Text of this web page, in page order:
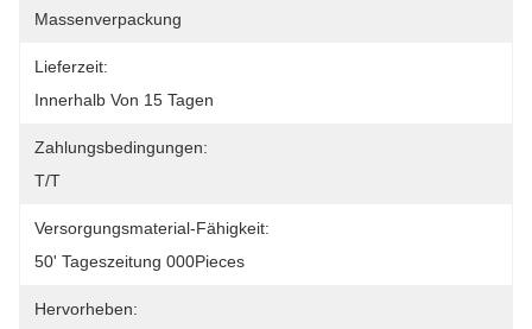
Massenverpackung
Lieferzeit:
Innerhalb Von 15 Tagen
Zahlungsbedingungen:
T/T
Versorgungsmaterial-Fähigkeit:
50' Tageszeitung 000Pieces
Hervorheben: